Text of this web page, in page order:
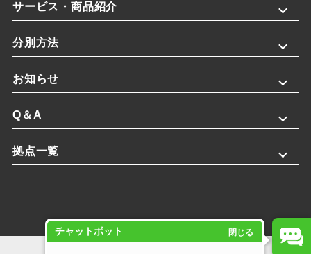
サービス・商品紹介
分別方法
お知らせ
Q＆A
拠点一覧
チャットボット 閉じる